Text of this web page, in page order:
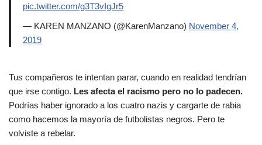
pic.twitter.com/g3T3vIgJr5
— KAREN MANZANO (@KarenManzano) November 4,
2019
Tus compañeros te intentan parar, cuando en realidad tendrían
que irse contigo. Les afecta el racismo pero no lo padecen.
Podrías haber ignorado a los cuatro nazis y cargarte de rabia
como hacemos la mayoría de futbolistas negros. Pero te
volviste a rebelar.